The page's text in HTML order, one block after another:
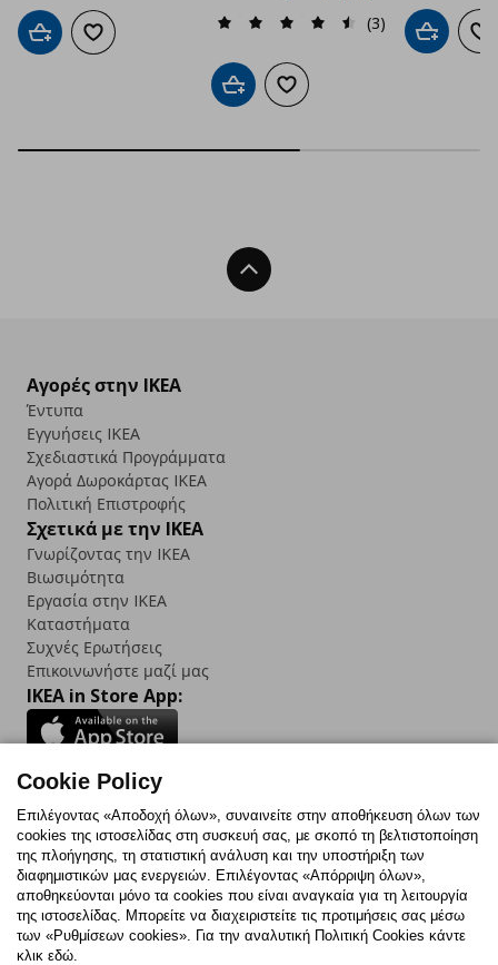
Προσθήκη στο καλάθι
Προσθήκη στα αγαπημένα
(3)
Προσθήκη στο καλάθι
Προσθήκη στα αγαπημένα
Προσθήκη
Back To Top
Αγορές στην IKEA
Έντυπα
Εγγυήσεις IKEA
Σχεδιαστικά Προγράμματα
Αγορά Δωρoκάρτας IKEA
Πολιτική Επιστροφής
Σχετικά με την IKEA
Γνωρίζοντας την IKEA
Βιωσιμότητα
Εργασία στην IKEA
Καταστήματα
Συχνές Ερωτήσεις
Επικοινωνήστε μαζί μας
IKEA in Store App:
Follow us:
FacebookInstagram
TikTokYoutubePinterestTwitter
Cookie Policy
Επιλέγοντας «Αποδοχή όλων», συναινείτε στην αποθήκευση όλων των
cookies της ιστοσελίδας στη συσκευή σας, με σκοπό τη βελτιστοποίηση
της πλοήγησης, τη στατιστική ανάλυση και την υποστήριξη των
διαφημιστικών μας ενεργειών. Επιλέγοντας «Απόρριψη όλων»,
αποθηκεύονται μόνο τα cookies που είναι αναγκαία για τη λειτουργία
της ιστοσελίδας. Μπορείτε να διαχειριστείτε τις προτιμήσεις σας μέσω
των «Ρυθμίσεων cookies». Για την αναλυτική Πολιτική Cookies κάντε
κλικ εδώ.